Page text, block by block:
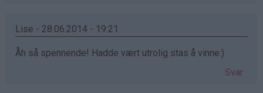
Lise - 28.06.2014 - 19:21
Åh så spennende! Hadde vært utrolig stas å vinne:)
Svar